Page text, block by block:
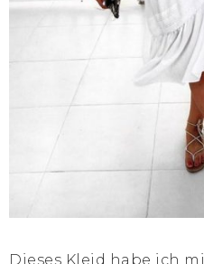
Dieses Kleid habe ich